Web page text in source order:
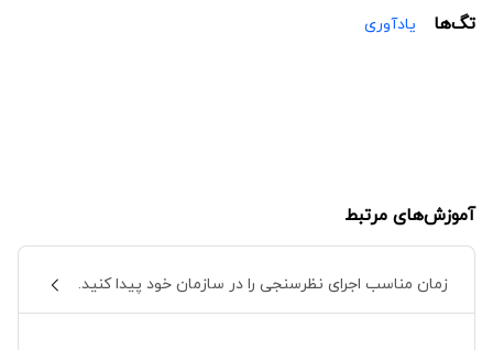
تگ‌ها یادآوری
آموزش‌های مرتبط
زمان مناسب اجرای نظرسنجی را در سازمان خود پیدا کنید.